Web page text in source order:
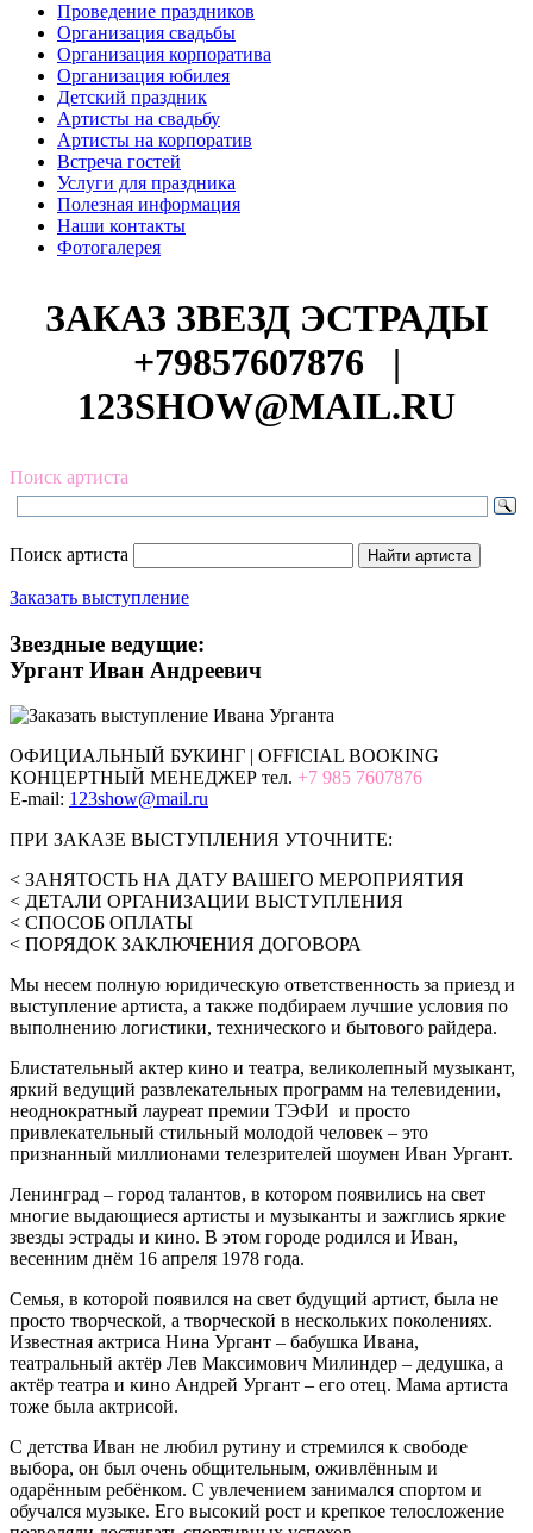
Проведение праздников
Организация свадьбы
Организация корпоратива
Организация юбилея
Детский праздник
Артисты на свадьбу
Артисты на корпоратив
Встреча гостей
Услуги для праздника
Полезная информация
Наши контакты
Фотогалерея
ЗАКАЗ ЗВЕЗД ЭСТРАДЫ
+79857607876
|
123SHOW@MAIL.RU
Поиск артиста
Поиск артиста
Заказать выступление
Звездные ведущие:
Ургант Иван Андреевич
ОФИЦИАЛЬНЫЙ БУКИНГ | OFFICIAL BOOKING
КОНЦЕРТНЫЙ МЕНЕДЖЕР тел. +7 985 7607876
E-mail: 123show@mail.ru
ПРИ ЗАКАЗЕ ВЫСТУПЛЕНИЯ УТОЧНИТЕ:
< ЗАНЯТОСТЬ НА ДАТУ ВАШЕГО МЕРОПРИЯТИЯ
< ДЕТАЛИ ОРГАНИЗАЦИИ ВЫСТУПЛЕНИЯ
< СПОСОБ ОПЛАТЫ
< ПОРЯДОК ЗАКЛЮЧЕНИЯ ДОГОВОРА
Мы несем полную юридическую ответственность за приезд и
выступление артиста, а также подбираем лучшие условия по
выполнению логистики, технического и бытового райдера.
Блистательный актер кино и театра, великолепный музыкант,
яркий ведущий развлекательных программ на телевидении,
неоднократный лауреат премии ТЭФИ и просто
привлекательный стильный молодой человек – это
признанный миллионами телезрителей шоумен Иван Ургант.
Ленинград – город талантов, в котором появились на свет
многие выдающиеся артисты и музыканты и зажглись яркие
звезды эстрады и кино. В этом городе родился и Иван,
весенним днём 16 апреля 1978 года.
Семья, в которой появился на свет будущий артист, была не
просто творческой, а творческой в нескольких поколениях.
Известная актриса Нина Ургант – бабушка Ивана,
театральный актёр Лев Максимович Милиндер – дедушка, а
актёр театра и кино Андрей Ургант – его отец. Мама артиста
тоже была актрисой.
С детства Иван не любил рутину и стремился к свободе
выбора, он был очень общительным, оживлённым и
одарённым ребёнком. С увлечением занимался спортом и
обучался музыке. Его высокий рост и крепкое телосложение